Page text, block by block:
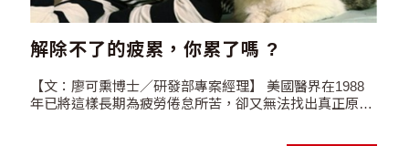
解除不了的疲累，你累了嗎 ?
【文：廖可熏博士／研發部專案經理】 美國醫界在1988
年已將這樣長期為疲勞倦怠所苦，卻又無法找出真正原因